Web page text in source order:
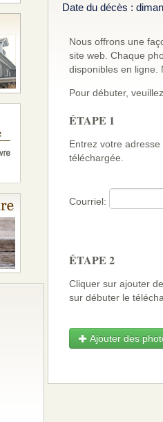
Date du décès :
Nous offrons une
site web. Chaque
disponibles en ligne.
Pour débuter,
ÉTAPE 1
Entrez votre
téléchargée.
Courriel:
ÉTAPE 2
Cliquer sur ajouter
sur débuter le
Ajouter des